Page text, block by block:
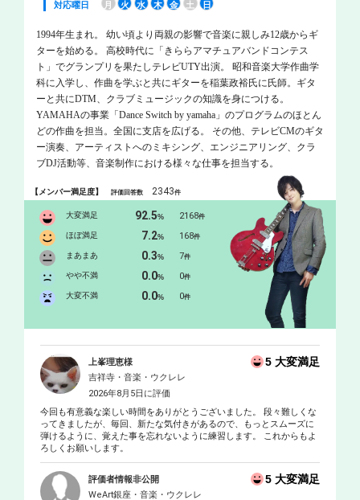
対応曜日
月 火 水 木 金 土 日
1994年生まれ。 幼い頃より両親の影響で音楽に親しみ12歳からギ
ターを始める。 高校時代に「きららアマチュアバンドコンテス
ト」でグランプリを果たしテレビUTY出演。 昭和音楽大学作曲学
科に入学し、作曲を学ぶと共にギターを稲葉政裕氏に氏師。ギタ
ーと共にDTM、クラブミュージックの知識を身につける。
YAMAHAの事業「Dance Switch by yamaha」のプログラムのほとん
どの作曲を担当。全国に支店を広げる。 その他、テレビCMのギタ
ー演奏、アーティストへのミキシング、エンジニアリング、クラ
ブDJ活動等、音楽制作における様々な仕事を担当する。
【メンバー満足度】評価回答数 2343件
大変満足 92.5% 2168件
ほぼ満足 7.2% 168件
まあまあ 0.3% 7件
やや不満 0.0% 0件
大変不満 0.0% 0件
上峯理恵様 5 大変満足
吉祥寺・音楽・ウクレレ
2026年8月5日に評価
今回も有意義な楽しい時間をありがとうございました。 段々難しくな
ってきましたが、毎回、新たな気付きがあるので、もっとスムーズに
弾けるように、覚えた事を忘れないように練習します。 これからもよ
ろしくお願いします。
評価者情報非公開 5 大変満足
WeArt銀座・音楽・ウクレレ